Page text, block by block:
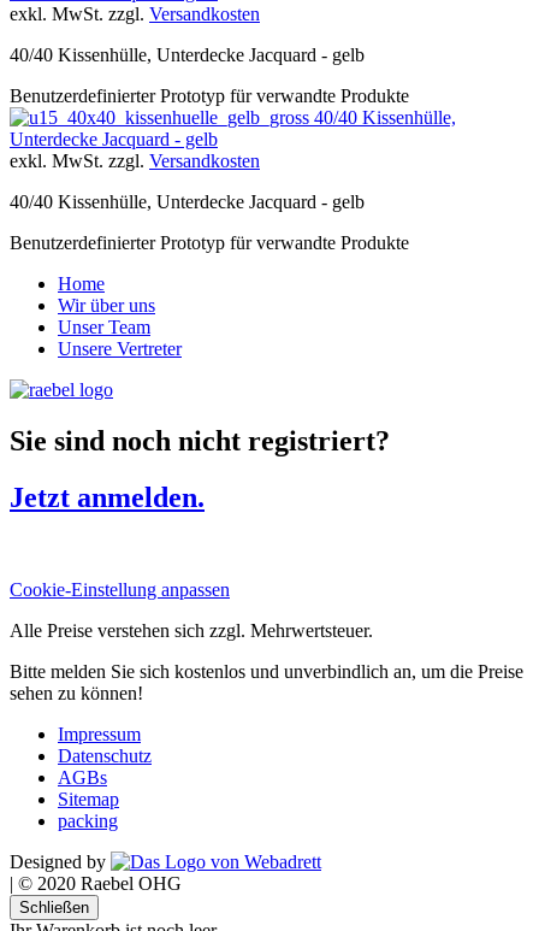
exkl. MwSt. zzgl. Versandkosten
40/40 Kissenhülle, Unterdecke Jacquard - gelb
Benutzerdefinierter Prototyp für verwandte Produkte
40/40 Kissenhülle,
Unterdecke Jacquard - gelb
exkl. MwSt. zzgl. Versandkosten
40/40 Kissenhülle, Unterdecke Jacquard - gelb
Benutzerdefinierter Prototyp für verwandte Produkte
Home
Wir über uns
Unser Team
Unsere Vertreter
Sie sind noch nicht registriert?
Jetzt anmelden.
Cookie-Einstellung anpassen
Alle Preise verstehen sich zzgl. Mehrwertsteuer.
Bitte melden Sie sich kostenlos und unverbindlich an, um die Preise
sehen zu können!
Impressum
Datenschutz
AGBs
Sitemap
packing
Designed by
| © 2020 Raebel OHG
Schließen